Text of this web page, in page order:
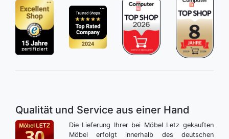
Qualität und Service aus einer Hand
Die Lieferung Ihrer bei Möbel Letz gekauften
Möbel erfolgt innerhalb des deutschen